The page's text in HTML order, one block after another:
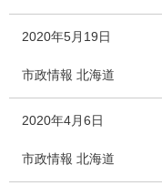
2020年5月19日
市政情報 北海道
2020年4月6日
市政情報 北海道